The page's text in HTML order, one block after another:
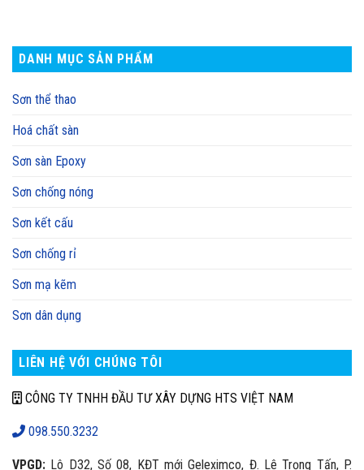
DANH MỤC SẢN PHẨM
Sơn thể thao
Hoá chất sàn
Sơn sàn Epoxy
Sơn chống nóng
Sơn kết cấu
Sơn chống rỉ
Sơn mạ kẽm
Sơn dân dụng
LIÊN HỆ VỚI CHÚNG TÔI
CÔNG TY TNHH ĐẦU TƯ XÂY DỰNG HTS VIỆT NAM
098.550.3232
VPGD: Lô D32, Số 08, KĐT mới Geleximco, Đ. Lê Trọng Tấn, P.